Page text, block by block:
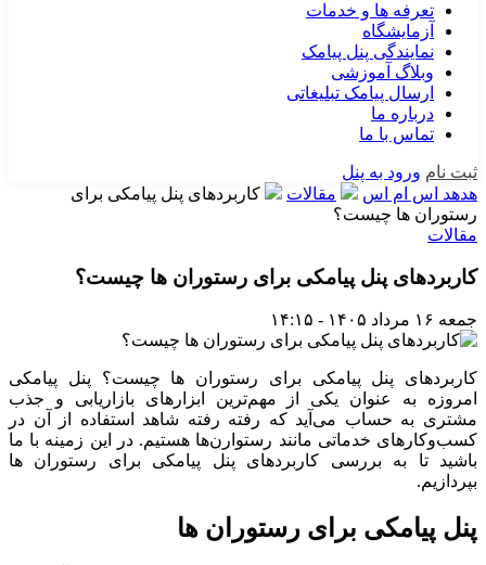
تعرفه ها و خدمات
آزمایشگاه
نمایندگی پنل پیامک
وبلاگ آموزشی
ارسال پیامک تبلیغاتی
درباره ما
تماس با ما
ثبت نام ورود به پنل
هدهد اس ام اس
مقالات
کاربردهای پنل پیامکی برای
رستوران ها چیست؟
مقالات
کاربردهای پنل پیامکی برای رستوران ها چیست؟
جمعه ۱۶ مرداد ۱۴۰۵ - ۱۴:۱۵
کاربردهای پنل پیامکی برای رستوران ها چیست؟ پنل پیامکی
امروزه به عنوان یکی از مهم‌ترین ابزارهای بازاریابی و جذب
مشتری به حساب می‌آید که رفته رفته شاهد استفاده از آن در
کسب‌و‌کارهای خدماتی مانند رستوارن‌ها هستیم. در این زمینه با ما
باشید تا به بررسی کاربردهای پنل پیامکی برای رستوران ها
بپردازیم.
پنل پیامکی برای رستوران ها